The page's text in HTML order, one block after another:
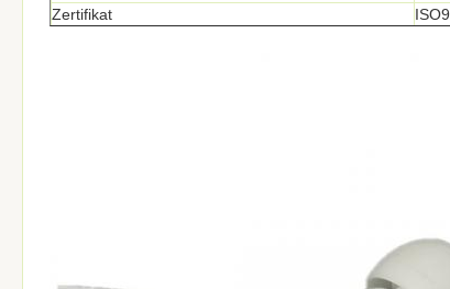
Zertifikat